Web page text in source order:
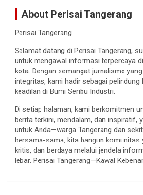
About Perisai Tangerang
Perisai Tangerang
Selamat datang di Perisai Tangerang,
untuk mengawal informasi terpercaya
kota. Dengan semangat jurnalisme
integritas, kami hadir sebagai pelindung
keadilan di Bumi Seribu Industri.
Di setiap halaman, kami berkomitmen
berita terkini, mendalam, dan inspiratif,
untuk Anda—warga Tangerang dan
bersama-sama, kita bangun komunitas
kritis, dan berdaya melalui jendela
lebar. Perisai Tangerang—Kawal